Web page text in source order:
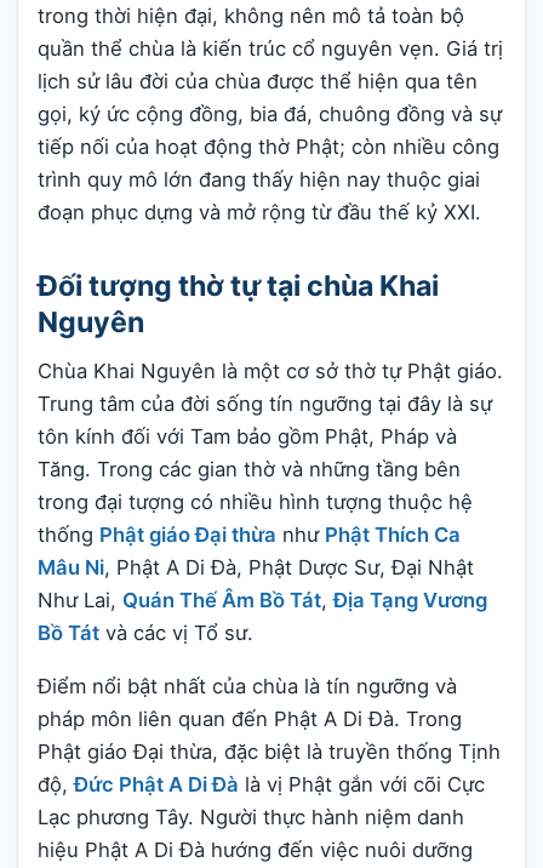
trong thời hiện đại, không nên mô tả toàn bộ
quần thể chùa là kiến trúc cổ nguyên vẹn. Giá trị
lịch sử lâu đời của chùa được thể hiện qua tên
gọi, ký ức cộng đồng, bia đá, chuông đồng và sự
tiếp nối của hoạt động thờ Phật; còn nhiều công
trình quy mô lớn đang thấy hiện nay thuộc giai
đoạn phục dựng và mở rộng từ đầu thế kỷ XXI.
Đối tượng thờ tự tại chùa Khai
Nguyên
Chùa Khai Nguyên là một cơ sở thờ tự Phật giáo.
Trung tâm của đời sống tín ngưỡng tại đây là sự
tôn kính đối với Tam bảo gồm Phật, Pháp và
Tăng. Trong các gian thờ và những tầng bên
trong đại tượng có nhiều hình tượng thuộc hệ
thống Phật giáo Đại thừa như Phật Thích Ca
Mâu Ni, Phật A Di Đà, Phật Dược Sư, Đại Nhật
Như Lai, Quán Thế Âm Bồ Tát,Địa Tạng Vương
Bồ Tát và các vị Tổ sư.
Điểm nổi bật nhất của chùa là tín ngưỡng và
pháp môn liên quan đến Phật A Di Đà. Trong
Phật giáo Đại thừa, đặc biệt là truyền thống Tịnh
độ,Đức Phật A Di Đà là vị Phật gắn với cõi Cực
Lạc phương Tây. Người thực hành niệm danh
hiệu Phật A Di Đà hướng đến việc nuôi dưỡng